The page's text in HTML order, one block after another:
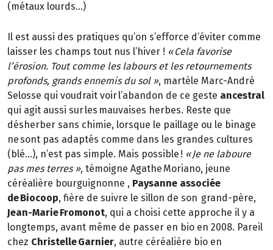
(métaux lourds…)
Il est aussi des pratiques qu’on s’efforce d’éviter comme
laisser les champs tout nus l’hiver ! « Cela favorise
l’érosion. Tout comme les labours et les retournements
profonds, grands ennemis du sol », martèle Marc-André
Selosse qui voudrait voir l’abandon de ce geste ancestral
qui agit aussi sur les mauvaises herbes. Reste que
désherber sans chimie, lorsque le paillage ou le binage
ne sont pas adaptés comme dans les grandes cultures
(blé…), n’est pas simple. Mais possible ! « Je ne laboure
pas mes terres », témoigne Agathe Moriano, jeune
céréalière bourguignonne , Paysanne associée
de Biocoop, fière de suivre le sillon de son grand-père,
Jean-Marie Fromonot, qui a choisi cette approche il y a
longtemps, avant même de passer en bio en 2008. Pareil
chez Christelle Garnier, autre céréalière bio en